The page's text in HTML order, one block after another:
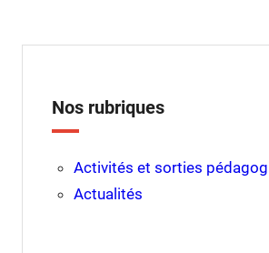
Nos rubriques
Activités et sorties
Actualités